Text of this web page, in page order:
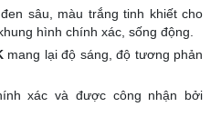
sâu, màu trắng tinh khiết cho
hình chính xác, sống động.
mang lại độ sáng, độ tương phản
xác và được công nhận bởi